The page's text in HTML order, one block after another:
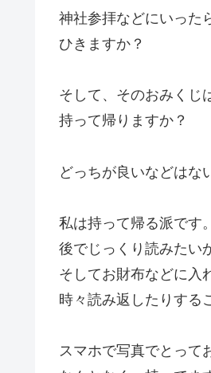
神社参拝などにいった
ひきますか？
そして、そのおみくじ
持って帰りますか？
どっちが良いなどはな
私は持って帰る派です。
後でじっくり読みたい
そしてお財布などに入
時々読み返したりする
スマホで写真でとって